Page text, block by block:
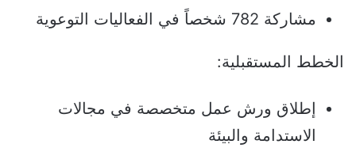
مشاركة 782 شخصاً في الفعاليات التوعوية
الخطط المستقبلية:
إطلاق ورش عمل متخصصة في مجالات
الاستدامة والبيئة